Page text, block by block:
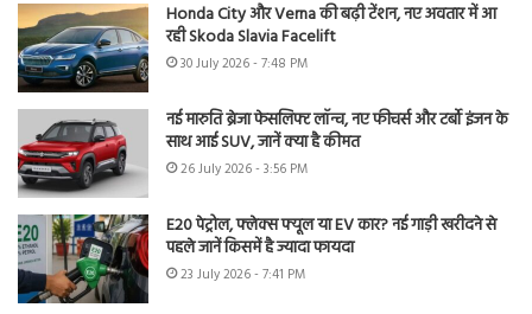
Honda City और Verna की बढ़ी टेंशन, नए अवतार में आ
रही Skoda Slavia Facelift
30 July 2026 - 7:48 PM
नई मारुति ब्रेजा फेसलिफ्ट लॉन्च, नए फीचर्स और टर्बो इंजन के
साथ आई SUV, जानें क्या है कीमत
26 July 2026 - 3:56 PM
E20 पेट्रोल, फ्लेक्स फ्यूल या EV कार? नई गाड़ी खरीदने से
पहले जानें किसमें है ज्यादा फायदा
23 July 2026 - 7:41 PM